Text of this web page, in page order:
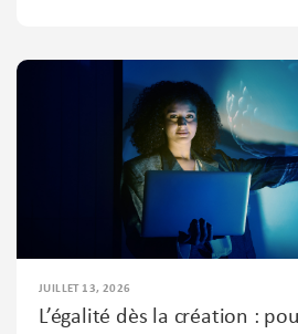
JUILLET 13, 2026
L’égalité dès la création :